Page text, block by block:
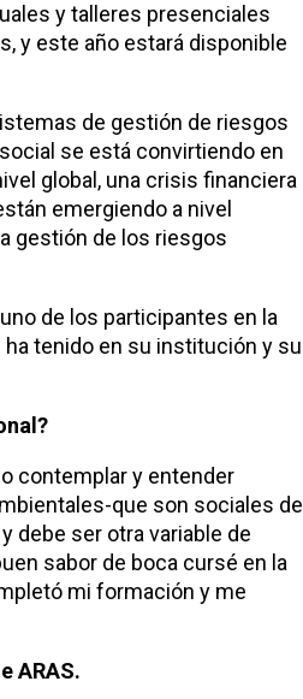
y talleres presenciales
y este año estará disponible
de gestión de riesgos
se está convirtiendo en
global, una crisis financiera
emergiendo a nivel
gestión de los riesgos
de los participantes en la
ha tenido en su institución y su
contemplar y entender
que son sociales de
debe ser otra variable de
sabor de boca cursé en la
mi formación y me
ARAS.